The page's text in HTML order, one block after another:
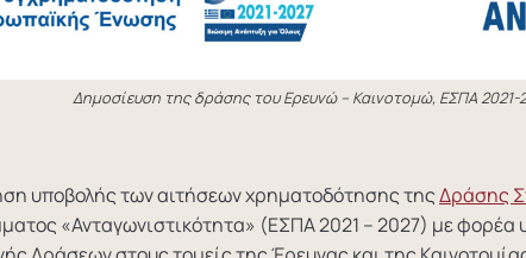
Δημοσίευση της δράσης του Ερευνώ – Καινοτομώ, ΕΣΠΑ 2021-
υποβολής των αιτήσεων χρηματοδότησης τηςΔράσης
«Ανταγωνιστικότητα» (ΕΣΠΑ 2021 – 2027) με φορέα